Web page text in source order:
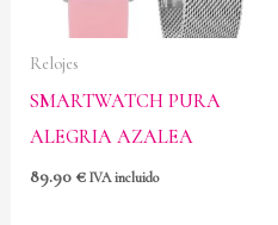
Relojes
SMARTWATCH PURA
ALEGRIA AZALEA
89.90 € IVA incluido